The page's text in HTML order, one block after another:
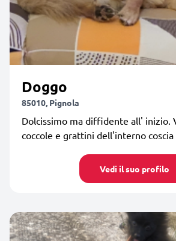
Doggo
85010, Pignola
Dolcissimo ma diffidente all' inizio.
coccole e grattini dell'interno coscia
Vedi il suo profilo